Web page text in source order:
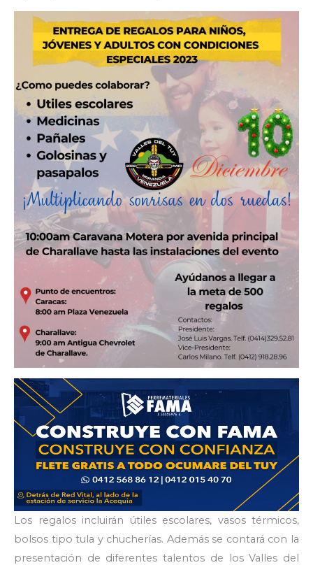
Los regalos incluirán útiles escolares, vasos térmicos,
bolsos tipo tula y chucherías. Además se contará con la
presentación de diferentes talentos de los Valles del